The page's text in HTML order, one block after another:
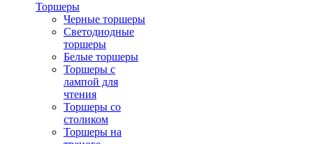
Торшеры
Черные торшеры
Светодиодные
торшеры
Белые торшеры
Торшеры с
лампой для
чтения
Торшеры со
столиком
Торшеры на